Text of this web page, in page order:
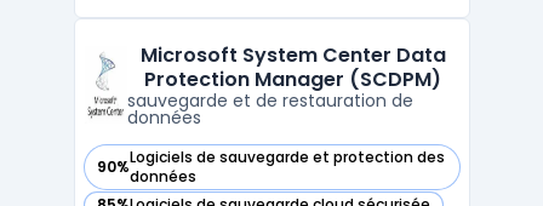
logiciel, il permet de mettre en place une
procédure de sauvegarde automatisée ...
Microsoft System Center Data
Protection Manager (SCDPM)
sauvegarde et de restauration de
données
90%Logiciels de sauvegarde et protection des
données
— voir Microsoft System Center Data Protection Manager